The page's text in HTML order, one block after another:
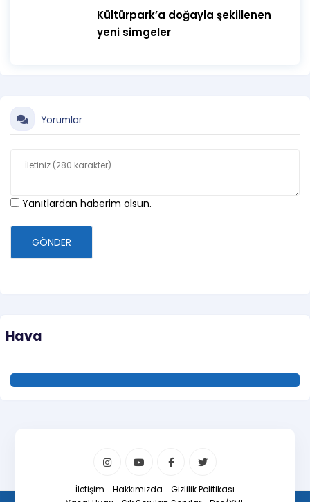
Kültürpark’a doğayla şekillenen
yeni simgeler
Yorumlar
Yanıtlardan haberim olsun.
GÖNDER
Hava
İletişim Hakkımızda
Gizlilik Politikası